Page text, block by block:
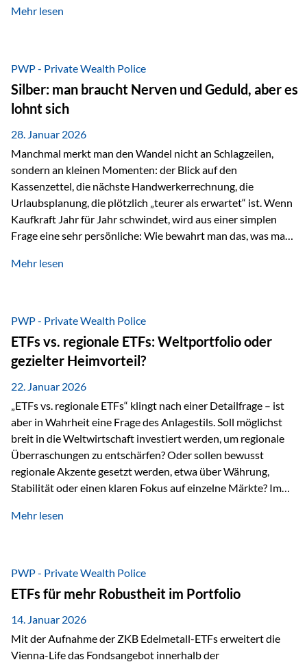
starken Anstiegen. Diese verändern jedoch nicht die
von geopolitischen Spannungen, einer stark ausgeweiteten
Geldmenge sowie strukturellen Verschiebungen an den
Kapitalmärkten geprägt ist, bleibt Gold ein bewährter Anker.
Nicht, weil…
Mehr lesen
PWP - Private Wealth Police
Silber: man braucht Nerven und Geduld, aber es
lohnt sich
28. Januar 2026
Manchmal merkt man den Wandel nicht an Schlagzeilen,
sondern an kleinen Momenten: der Blick auf den
Kassenzettel, die nächste Handwerkerrechnung, die
Urlaubsplanung, die plötzlich „teurer als erwartet“ ist. Wenn
Kaufkraft Jahr für Jahr schwindet, wird aus einer simplen
Frage eine sehr persönliche: Wie bewahrt man das, was man
Sachwerten mit einer Investition in Sachwerte zu
gerade dann, wenn Märkte nervös werden,…
Mehr lesen
PWP - Private Wealth Police
ETFs vs. regionale ETFs: Weltportfolio oder
gezielter Heimvorteil?
22. Januar 2026
„ETFs vs. regionale ETFs“ klingt nach einer Detailfrage – ist
aber in Wahrheit eine Frage des Anlagestils. Soll möglichst
breit in die Weltwirtschaft investiert werden, um regionale
Überraschungen zu entschärfen? Oder sollen bewusst
regionale Akzente gesetzt werden, etwa über Währung,
Stabilität oder einen klaren Fokus auf einzelne Märkte? Im
Wealth Police der Vienna-Life lassen sich beide Ansätze
Risikostreuung, Inflationsrobustheit und Stabilisierung. 1)
Die Philosophiefrage: breit oder bewusst? Global investieren
bedeutet: Das Portfolio bildet die Weltmärkte möglichst
breit ab, ohne die…
Mehr lesen
PWP - Private Wealth Police
ETFs für mehr Robustheit im Portfolio
14. Januar 2026
Mit der Aufnahme der ZKB Edelmetall-ETFs erweitert die
Vienna-Life das Fondsangebot innerhalb der